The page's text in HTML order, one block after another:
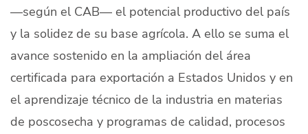
—según el CAB— el potencial productivo del país
y la solidez de su base agrícola. A ello se suma el
avance sostenido en la ampliación del área
certificada para exportación a Estados Unidos y en
el aprendizaje técnico de la industria en materias
de poscosecha y programas de calidad, procesos